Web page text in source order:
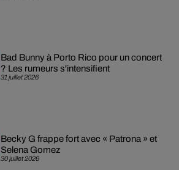
31 juillet 2026
Bad Bunny à Porto Rico pour un concert
? Les rumeurs s'intensifient
30 juillet 2026
Becky G frappe fort avec « Patrona » et
Selena Gomez